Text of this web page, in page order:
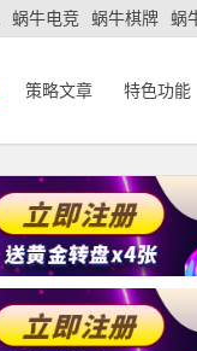
蜗牛电竞 蜗牛棋牌 蜗
策略文章 特色功能